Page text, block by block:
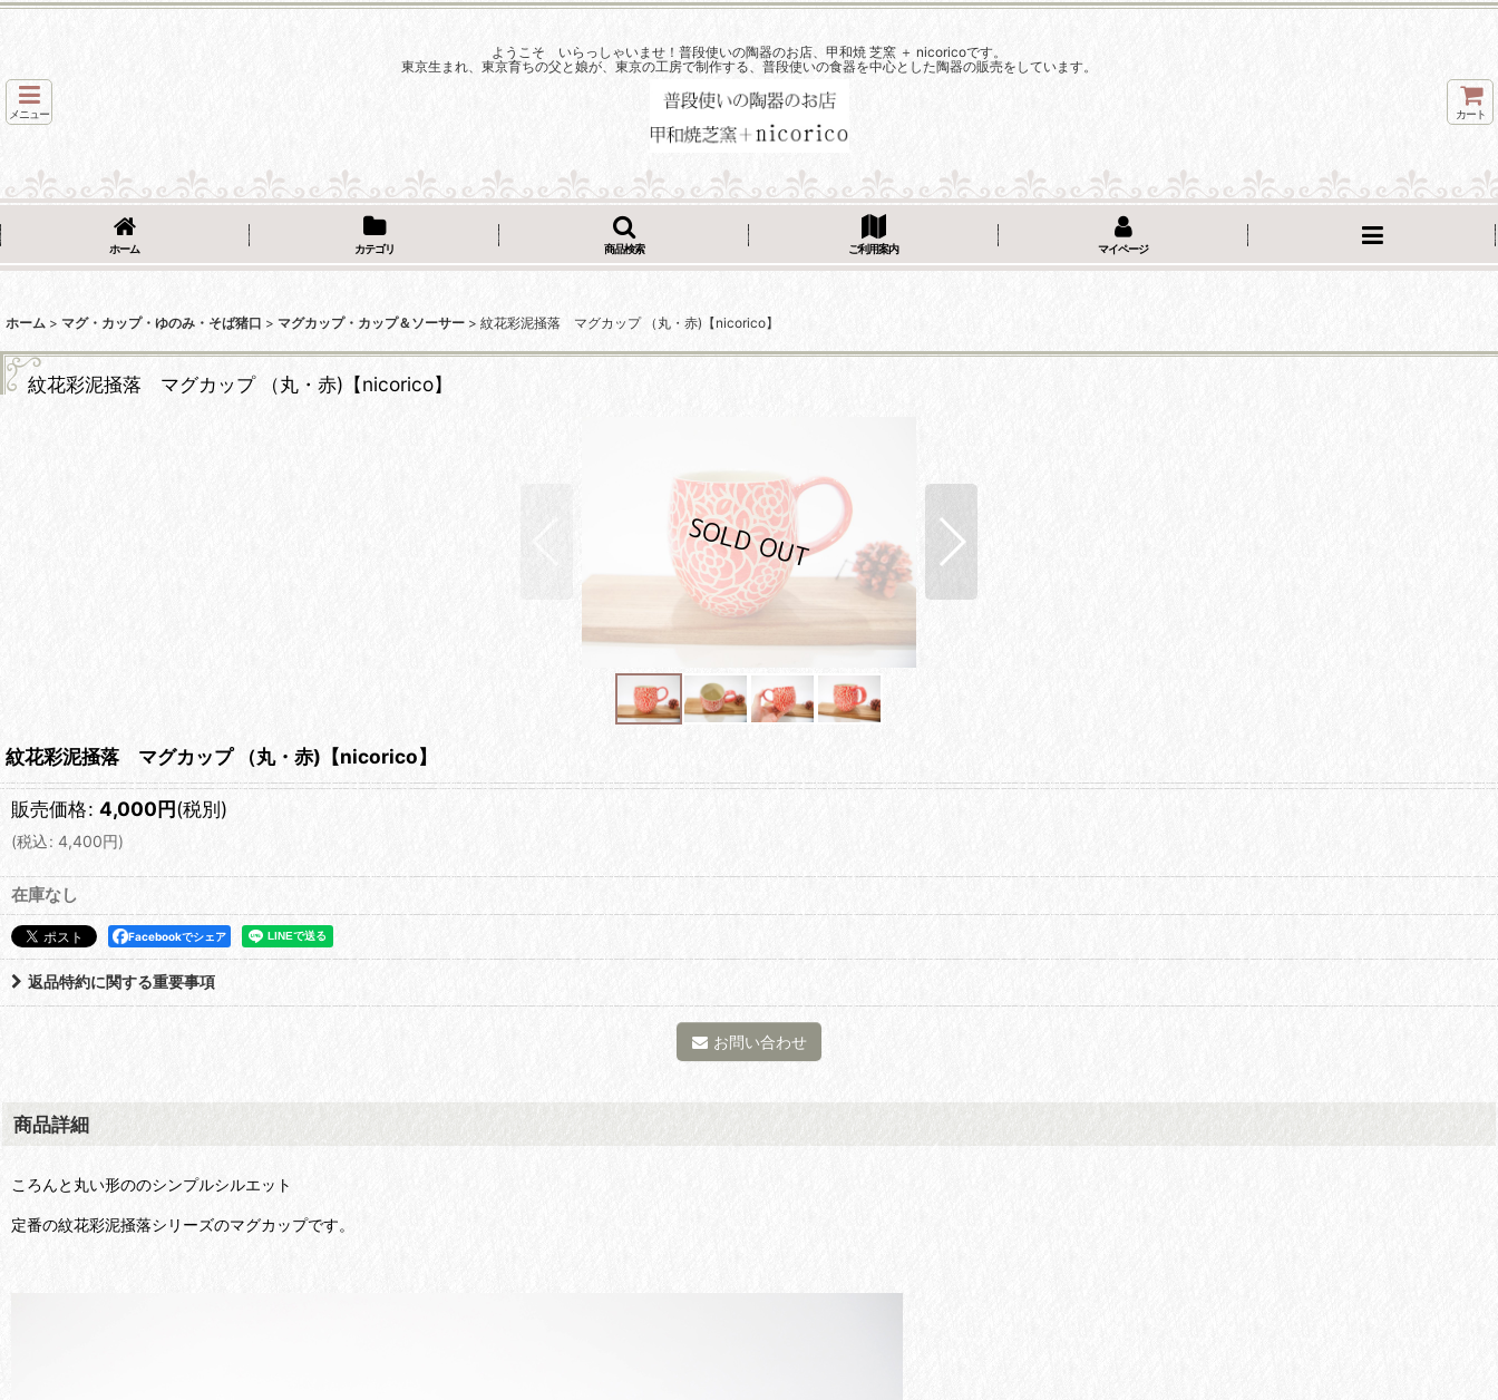
ようこそ いらっしゃいませ！普段使いの陶器のお店、甲和焼 芝窯 ＋ nicoricoです。
東京生まれ、東京育ちの父と娘が、東京の工房で制作する、普段使いの食器を中心とした陶器の販売をしています。
メニュー カート
ホーム カテゴリ 商品検索 ご利用案内 マイページ
ホーム > マグ・カップ・ゆのみ・そば猪口 > マグカップ・カップ＆ソーサー > 紋花彩泥掻落 マグカップ （丸・赤)【nicorico】
紋花彩泥掻落 マグカップ （丸・赤)【nicorico】
紋花彩泥掻落 マグカップ （丸・赤)【nicorico】
販売価格: 4,000円(税別)
(税込: 4,400円)
在庫なし
Facebookでシェア
返品特約に関する重要事項
お問い合わせ
商品詳細
ころんと丸い形ののシンプルシルエット
定番の紋花彩泥掻落シリーズのマグカップです。